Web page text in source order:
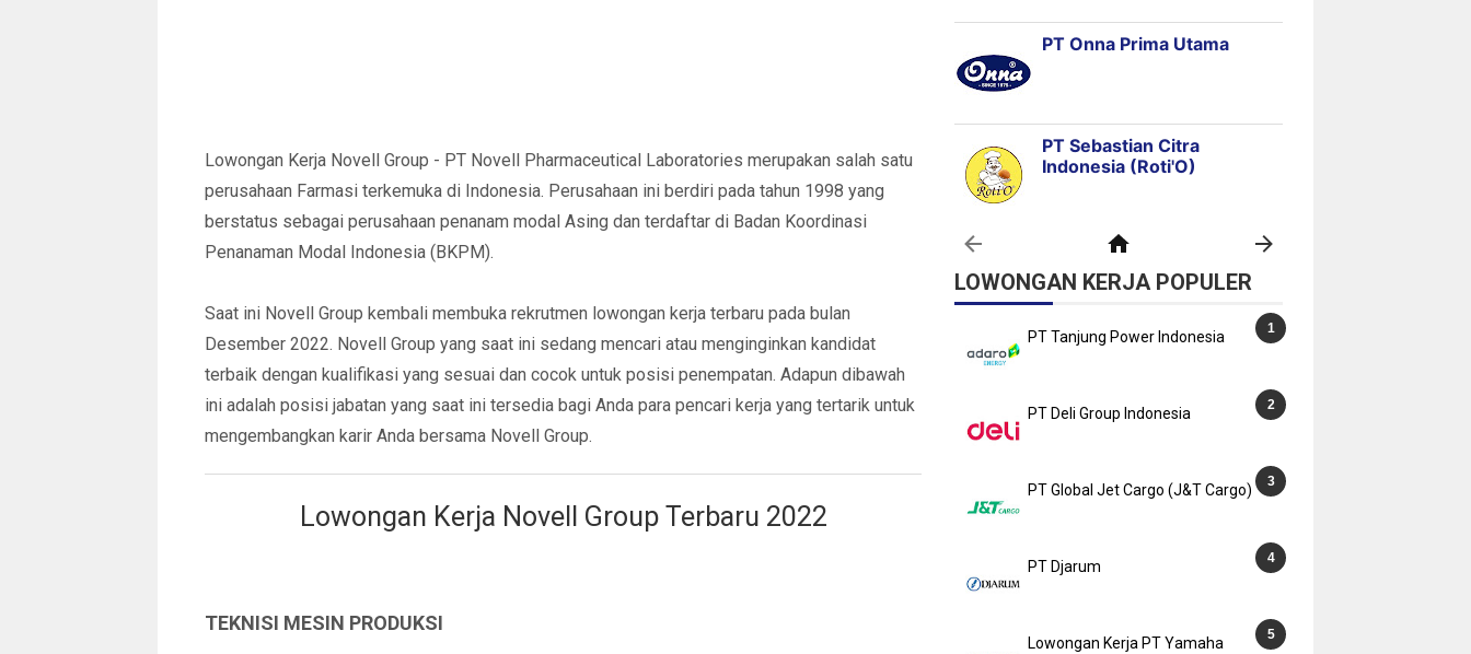
Lowongan Kerja Novell Group - PT Novell Pharmaceutical Laboratories merupakan salah satu
perusahaan Farmasi terkemuka di Indonesia. Perusahaan ini berdiri pada tahun 1998 yang
berstatus sebagai perusahaan penanam modal Asing dan terdaftar di Badan Koordinasi
Penanaman Modal Indonesia (BKPM).
Saat ini Novell Group kembali membuka rekrutmen lowongan kerja terbaru pada bulan
Desember 2022. Novell Group yang saat ini sedang mencari atau menginginkan kandidat
terbaik dengan kualifikasi yang sesuai dan cocok untuk posisi penempatan. Adapun dibawah
ini adalah posisi jabatan yang saat ini tersedia bagi Anda para pencari kerja yang tertarik untuk
mengembangkan karir Anda bersama Novell Group.
Lowongan Kerja Novell Group Terbaru 2022
TEKNISI MESIN PRODUKSI
LOWONGAN KERJA POPULER
PT Tanjung Power Indonesia
PT Deli Group Indonesia
PT Global Jet Cargo (J&T Cargo)
PT Djarum
Lowongan Kerja PT Yamaha